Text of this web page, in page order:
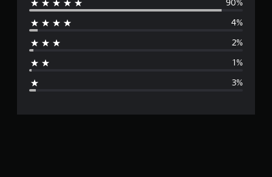
р
о
90%
4%
2%
1%
3%